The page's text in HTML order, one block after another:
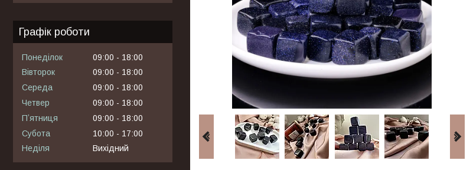
Графік роботи
Понеділок 09:00
18:00
Вівторок
09:00
18:00
Середа
09:00
18:00
Четвер
09:00
18:00
Пʼятниця
09:00
18:00
Субота
10:00
17:00
Неділя
Вихідний